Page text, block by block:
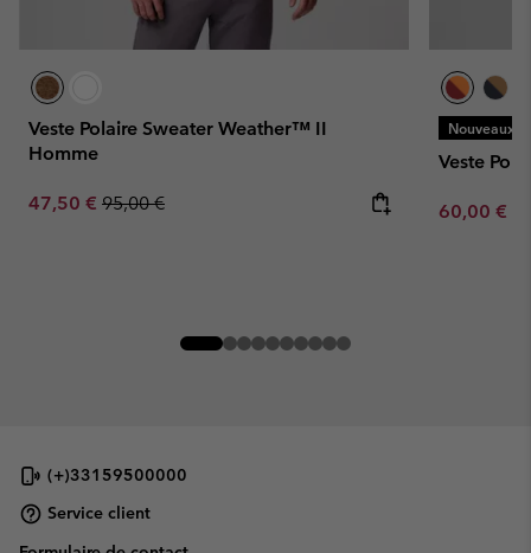
Veste Polaire Sweater Weather™ II
Homme
Sale price:
47,50 € Regular price:
95,00 €
Nouveaux
Veste
Minimum
60,00 €
(+)33159500000
Service client